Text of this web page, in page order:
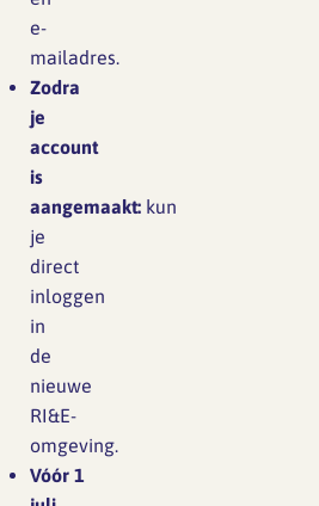
e-
mailadres.
Zodra
je
account
is
aangemaakt: kun
je
direct
inloggen
in
de
nieuwe
RI&E-
omgeving.
Vóór 1